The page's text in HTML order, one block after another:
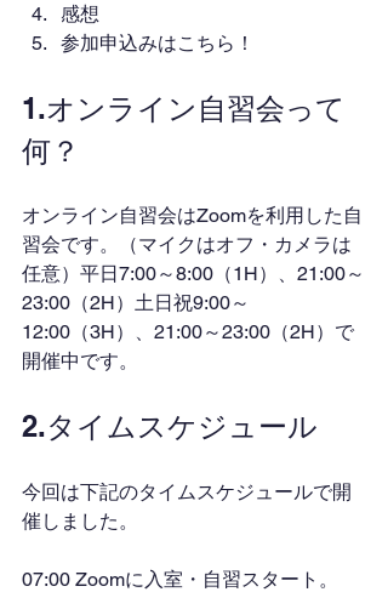
感想
参加申込みはこちら！
1.オンライン自習会って
何？
オンライン自習会はZoomを利用した自
習会です。（マイクはオフ・カメラは
任意）平日7:00～8:00（1H）、21:00～
23:00（2H）土日祝9:00～
12:00（3H）、21:00～23:00（2H）で
開催中です。
2.タイムスケジュール
今回は下記のタイムスケジュールで開
催しました。
07:00 Zoomに入室・自習スタート。